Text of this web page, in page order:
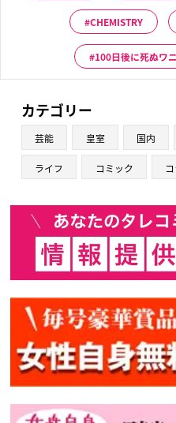
CHEMISTRY
100日後に死ぬワニ
カテゴリー
芸能 皇室 国内
ライフ コミック